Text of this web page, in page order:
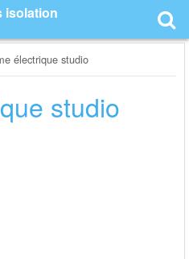
isolation
électrique studio
studio